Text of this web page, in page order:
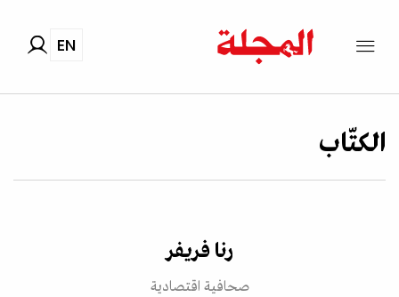
EN
الكتّاب
رنا فريفر
صحافية اقتصادية